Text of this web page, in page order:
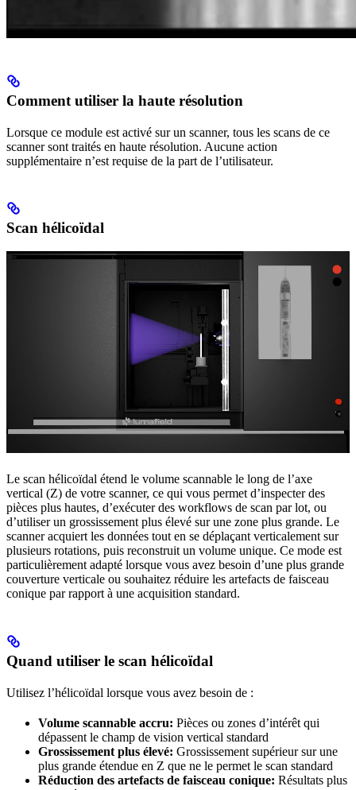
Comment utiliser la haute résolution
Lorsque ce module est activé sur un scanner, tous les scans de ce
scanner sont traités en haute résolution. Aucune action
supplémentaire n’est requise de la part de l’utilisateur.
Scan hélicoïdal
Le scan hélicoïdal étend le volume scannable le long de l’axe
vertical (Z) de votre scanner, ce qui vous permet d’inspecter des
pièces plus hautes, d’exécuter des workflows de scan par lot, ou
d’utiliser un grossissement plus élevé sur une zone plus grande. Le
scanner acquiert les données tout en se déplaçant verticalement sur
plusieurs rotations, puis reconstruit un volume unique. Ce mode est
particulièrement adapté lorsque vous avez besoin d’une plus grande
couverture verticale ou souhaitez réduire les artefacts de faisceau
conique par rapport à une acquisition standard.
Quand utiliser le scan hélicoïdal
Utilisez l’hélicoïdal lorsque vous avez besoin de :
Volume scannable accru: Pièces ou zones d’intérêt qui
dépassent le champ de vision vertical standard
Grossissement plus élevé: Grossissement supérieur sur une
plus grande étendue en Z que ne le permet le scan standard
Réduction des artefacts de faisceau conique: Résultats plus